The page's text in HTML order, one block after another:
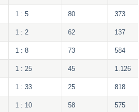
1 : 5 80 373
1 : 2 62 137
1 : 8 73 584
1 : 25 45 1.126
1 : 33 25 818
1 : 10 58 575